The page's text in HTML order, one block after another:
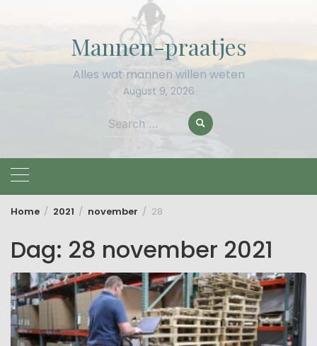
Mannen-praatjes
Alles wat mannen willen weten
August 9, 2026
Search
Home 2021 november 28
Dag: 28 november 2021